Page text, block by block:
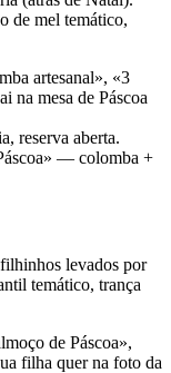
de mel temático,
artesanal», «3
na mesa de Páscoa
reserva aberta.
— colomba +
levados por
temático, trança
de Páscoa»,
filha quer na foto da